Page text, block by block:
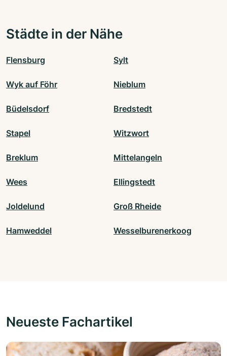
Städte in der Nähe
Flensburg Sylt
Wyk auf Föhr Nieblum
Büdelsdorf Bredstedt
Stapel Witzwort
Breklum Mittelangeln
Wees Ellingstedt
Joldelund Groß Rheide
Hamweddel Wesselburenerkoog
Neueste Fachartikel